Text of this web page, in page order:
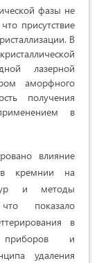
фазы не
присутствие
В
лазерной
аморфного
получения
в
влияние
в кремнии на
и методы
показало
в
приборов и
удаления